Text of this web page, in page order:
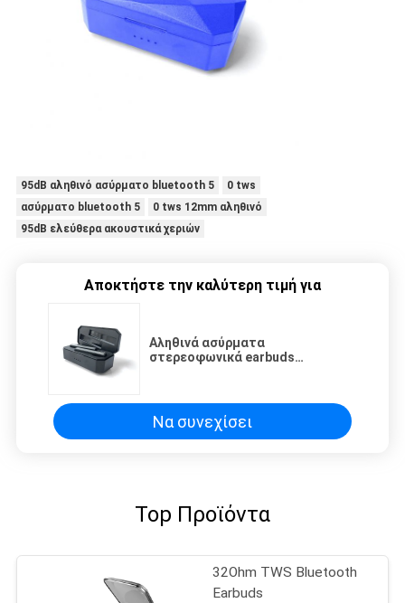
95dB αληθινό ασύρματο bluetooth 5
0 tws
ασύρματο bluetooth 5
0 tws 12mm αληθινό
95dB ελεύθερα ακουστικά χεριών
Αποκτήστε την καλύτερη τιμή για
Αληθινά ασύρματα
στερεοφωνικά earbuds
Να συνεχίσει
Top Προϊόντα
32Ohm TWS Bluetooth
Earbuds